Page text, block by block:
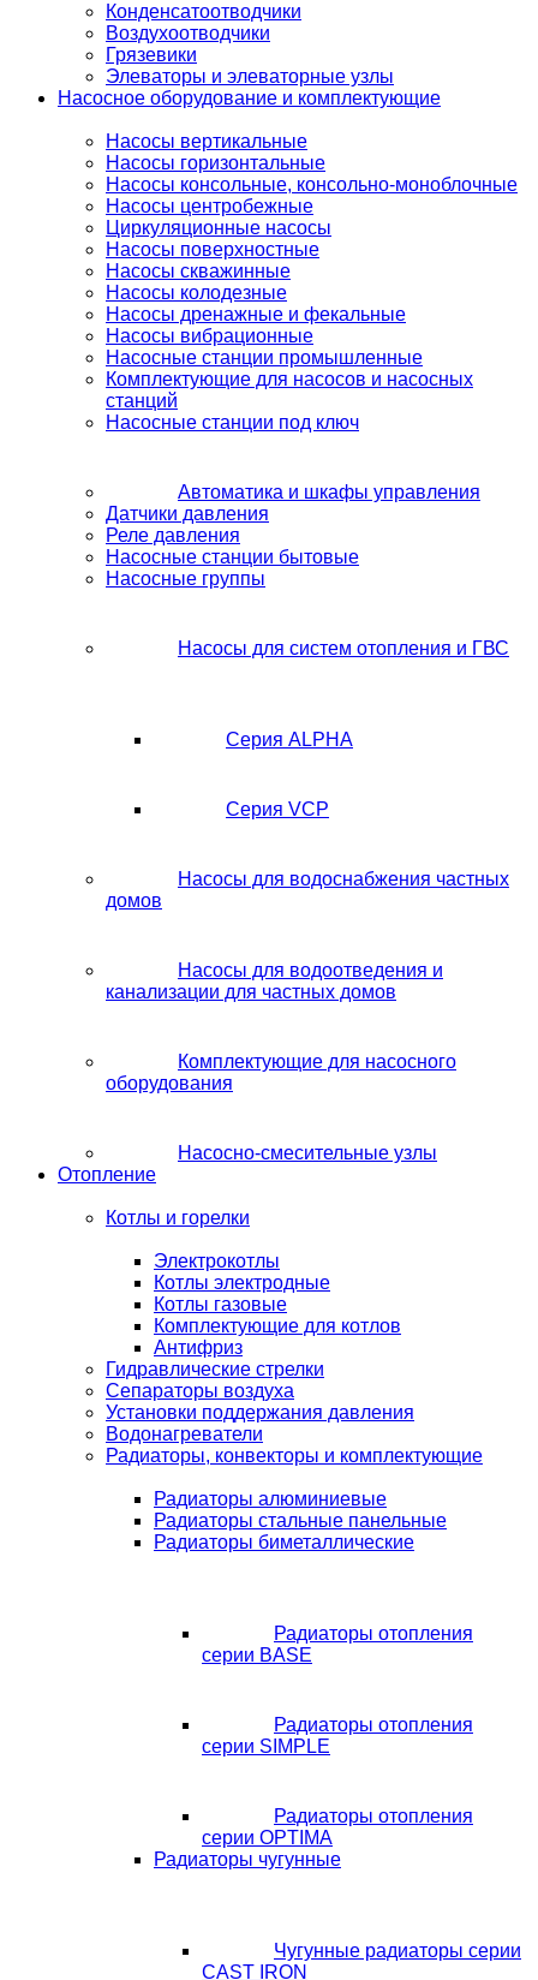
Конденсатоотводчики
Воздухоотводчики
Грязевики
Элеваторы и элеваторные узлы
Насосное оборудование и комплектующие
Насосы вертикальные
Насосы горизонтальные
Насосы консольные, консольно-моноблочные
Насосы центробежные
Циркуляционные насосы
Насосы поверхностные
Насосы скважинные
Насосы колодезные
Насосы дренажные и фекальные
Насосы вибрационные
Насосные станции промышленные
Комплектующие для насосов и насосных
станций
Насосные станции под ключ
Автоматика и шкафы управления
Датчики давления
Реле давления
Насосные станции бытовые
Насосные группы
Насосы для систем отопления и ГВС
Серия ALPHA
Серия VCP
Насосы для водоснабжения частных
домов
Насосы для водоотведения и
канализации для частных домов
Комплектующие для насосного
оборудования
Насосно-смесительные узлы
Отопление
Котлы и горелки
Электрокотлы
Котлы электродные
Котлы газовые
Комплектующие для котлов
Антифриз
Гидравлические стрелки
Сепараторы воздуха
Установки поддержания давления
Водонагреватели
Радиаторы, конвекторы и комплектующие
Радиаторы алюминиевые
Радиаторы стальные панельные
Радиаторы биметаллические
Радиаторы отопления
серии BASE
Радиаторы отопления
серии SIMPLE
Радиаторы отопления
серии OPTIMA
Радиаторы чугунные
Чугунные радиаторы серии
CAST IRON